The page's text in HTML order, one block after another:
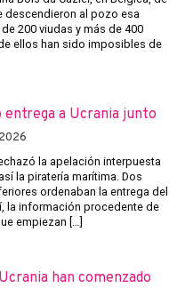
descendieron al pozo esa
200 viudas y más de 400
ellos han sido imposibles de
entrega a Ucrania junto
la apelación interpuesta
la piratería marítima. Dos
ordenaban la entrega del
la información procedente de
empiezan […]
han comenzado